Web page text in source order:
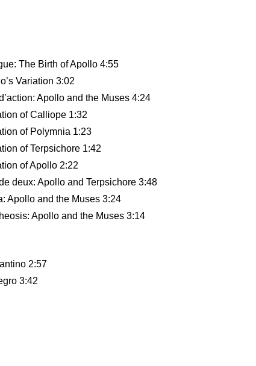
The Birth of Apollo 4:55
Variation 3:02
Apollo and the Muses 4:24
of Calliope 1:32
of Polymnia 1:23
of Terpsichore 1:42
of Apollo 2:22
deux: Apollo and Terpsichore 3:48
Apollo and the Muses 3:24
Apollo and the Muses 3:14
2:57
3:42